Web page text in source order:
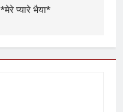
*मेरे प्यारे भैया*